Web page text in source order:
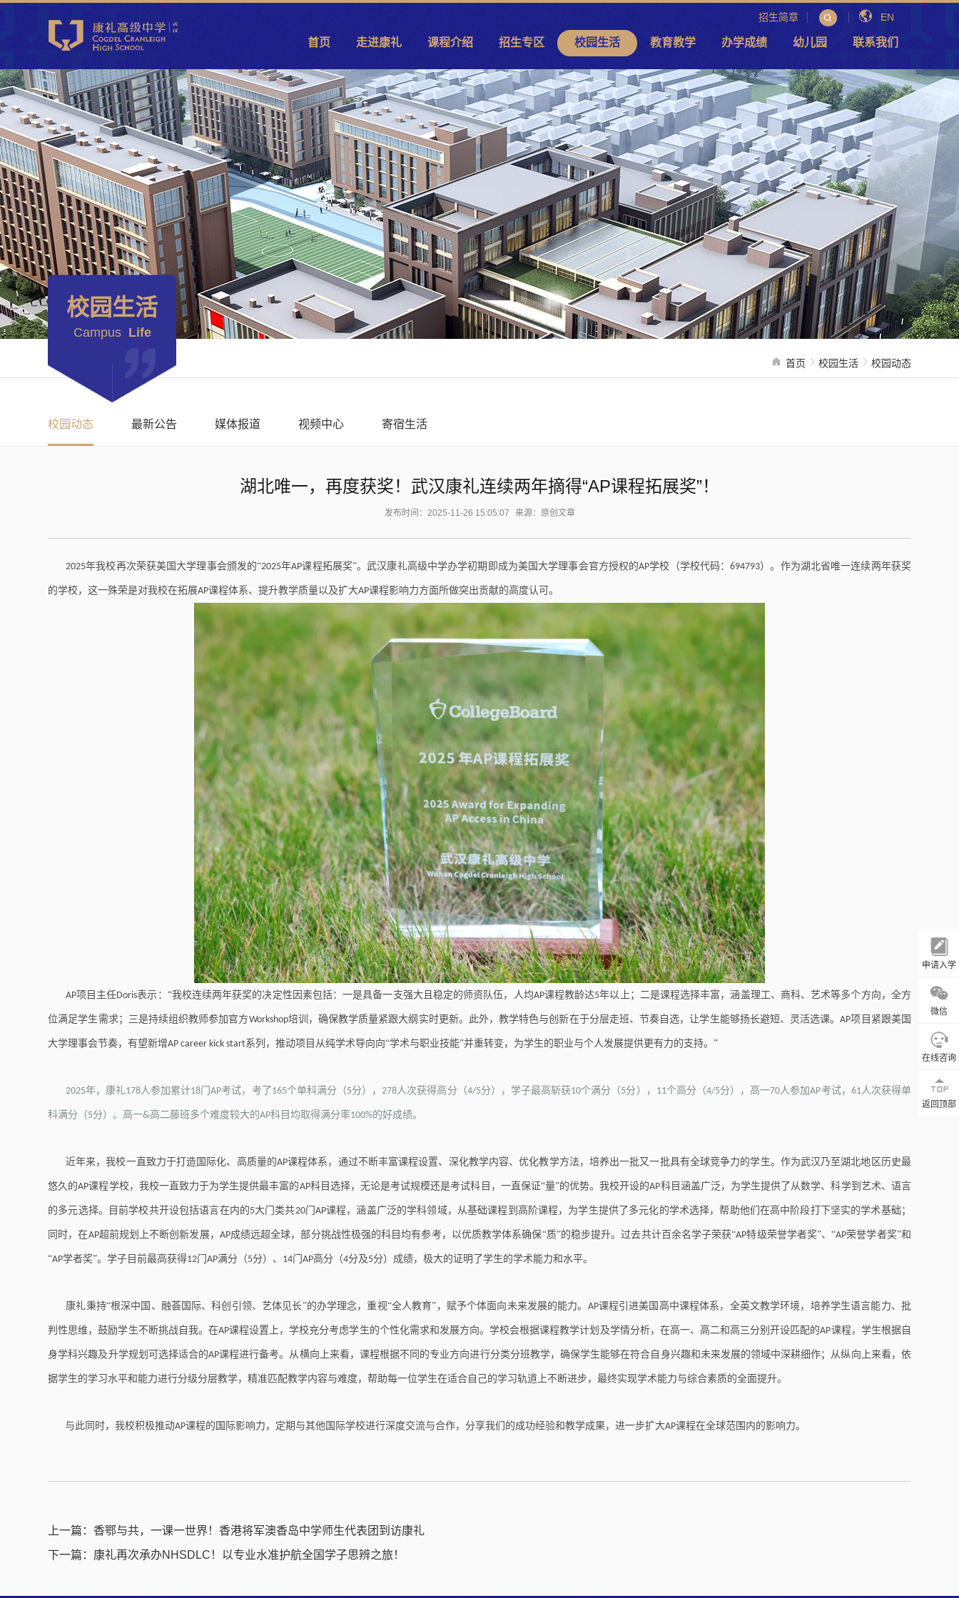
招生简章 EN
首页 走进康礼 课程介绍 招生专区 校园生活 教育教学 办学成绩 幼儿园 联系我们
校园生活
Campus Life
首页 校园生活 校园动态
校园动态 最新公告 媒体报道 视频中心 寄宿生活
湖北唯一，再度获奖！武汉康礼连续两年摘得“AP课程拓展奖”！
发布时间：2025-11-26 15:05:07 来源：原创文章
2025年我校再次荣获美国大学理事会颁发的“2025年AP课程拓展奖”。武汉康礼高级中学办学初期即成为美国大学理事会官方授权的AP学校（学校代码：694793）。作为湖北省唯一连续两年获奖
的学校，这一殊荣是对我校在拓展AP课程体系、提升教学质量以及扩大AP课程影响力方面所做突出贡献的高度认可。
AP项目主任Doris表示： “我校连续两年获奖的决定性因素包括：一是具备一支强大且稳定的师资队伍，人均AP课程教龄达5年以上；二是课程选择丰富，涵盖理工、商科、艺术等多个方向，全方
位满足学生需求；三是持续组织教师参加官方Workshop培训，确保教学质量紧跟大纲实时更新。此外，教学特色与创新在于分层走班、节奏自选，让学生能够扬长避短、灵活选课。AP项目紧跟美国
大学理事会节奏，有望新增AP career kick start系列，推动项目从纯学术导向向“学术与职业技能”并重转变，为学生的职业与个人发展提供更有力的支持。”
2025年，康礼178人参加累计18门AP考试，考了 165个单科满分（5分），278人次获得高分（4/5分），学子最高斩获10个满分（5分）， 11个高分（4/5分），高一70人参加AP考试， 61人次获得单
科满分（5分）。高一&高二藤班多个难度较大的AP科目均取得满分率100%的好成绩。
近年来，我校一直致力于打造国际化、高质量的AP课程体系，通过不断丰富课程设置、深化教学内容、优化教学方法，培养出一批又一批具有全球竞争力的学生。作为武汉乃至湖北地区历史最
悠久的AP课程学校，我校一直致力于为学生提供最丰富的AP科目选择，无论是考试规模还是考试科目，一直保证“量”的优势。我校开设的AP科目涵盖广泛，为学生提供了从数学、科学到艺术、语言
的多元选择。目前学校共开设包括语言在内的5大门类共20门 AP课程，涵盖广泛的学科领域，从基础课程到高阶课程，为学生提供了多元化的学术选择，帮助他们在高中阶段打下坚实的学术基础；
同时，在AP超前规划上不断创新发展， AP成绩远超全球，部分挑战性极强的科目均有参考，以优质教学体系确保“质”的稳步提升。过去共计百余名学子荣获“AP特级荣誉学者奖”、“AP荣誉学者奖”和
“AP学者奖”。学子目前最高获得12门AP满分（5分）、 14门AP高分（4分及5分）成绩，极大的证明了学生的学术能力和水平。
康礼秉持“根深中国、融荟国际、科创引领、艺体见长”的办学理念，重视“全人教育”，赋予个体面向未来发展的能力。 AP课程引进美国高中课程体系，全英文教学环境，培养学生语言能力、批
判性思维，鼓励学生不断挑战自我。在AP课程设置上，学校充分考虑学生的个性化需求和发展方向。学校会根据课程教学计划及学情分析，在高一、高二和高三分别开设匹配的AP课程，学生根据自
身学科兴趣及升学规划可选择适合的AP课程进行备考。从横向上来看，课程根据不同的专业方向进行分类分班教学，确保学生能够在符合自身兴趣和未来发展的领域中深耕细作；从纵向上来看，依
据学生的学习水平和能力进行分级分层教学，精准匹配教学内容与难度，帮助每一位学生在适合自己的学习轨道上不断进步，最终实现学术能力与综合素质的全面提升。
与此同时，我校积极推动AP课程的国际影响力，定期与其他国际学校进行深度交流与合作，分享我们的成功经验和教学成果，进一步扩大AP课程在全球范围内的影响力。
上一篇： 香鄂与共，一课一世界！香港将军澳香岛中学师生代表团到访康礼
下一篇： 康礼再次承办NHSDLC！以专业水准护航全国学子思辨之旅！
申请入学
微信
在线咨询
返回顶部